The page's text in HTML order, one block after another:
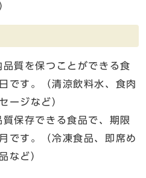
質を保つことができる食
です。（清涼飲料水、食肉
ージなど）
保存できる食品で、期限
です。（冷凍食品、即席め
など）